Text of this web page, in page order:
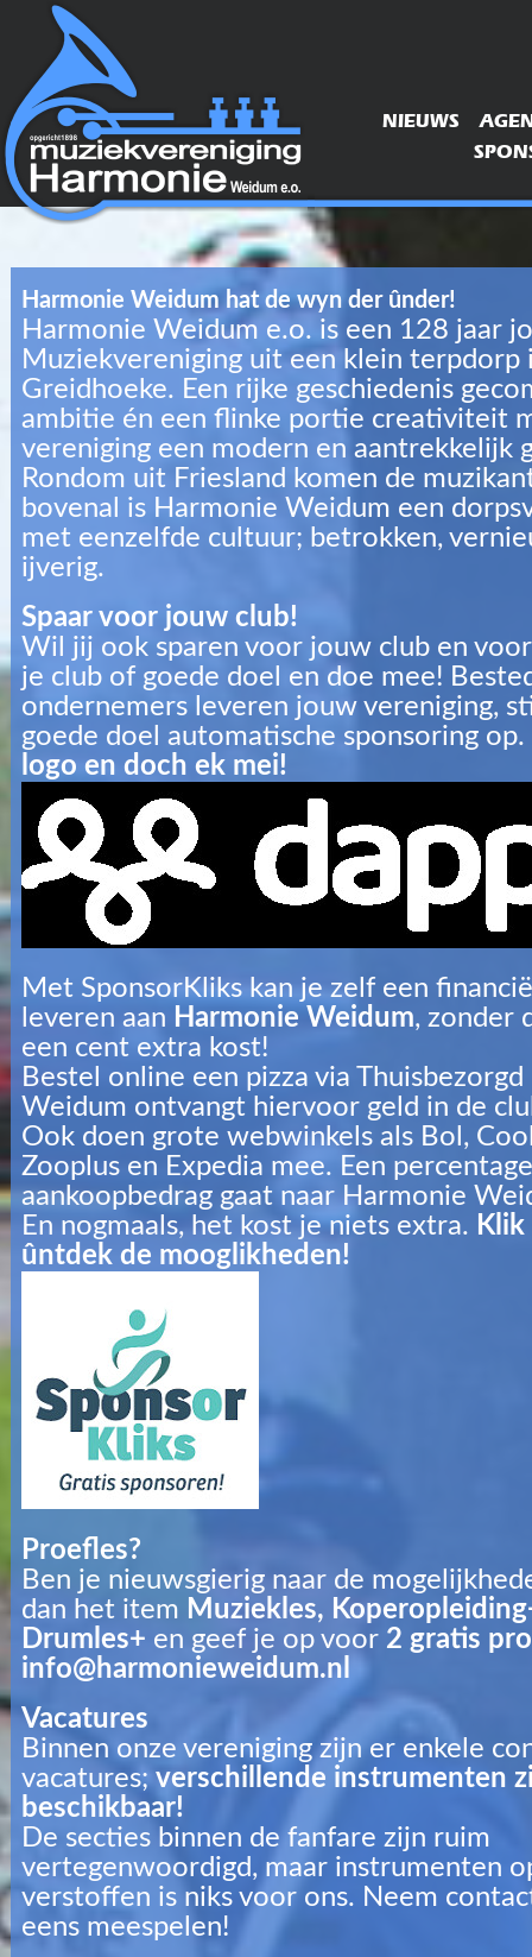
NIEUWS
Harmonie Weidum hat de wyn der ûnder!
Harmonie Weidum e.o. is een 128 jaar
Muziekvereniging uit een klein terpdorp
Greidhoeke. Een rijke geschiedenis
ambitie én een flinke portie creativiteit
vereniging een modern en aantrekkelijk
Rondom uit Friesland komen de
bovenal is Harmonie Weidum een
met eenzelfde cultuur; betrokken,
ijverig.
Spaar voor jouw club!
Wil jij ook sparen voor jouw club en
je club of goede doel en doe mee!
ondernemers leveren jouw vereniging,
goede doel automatische sponsoring op.
logo en doch ek mei!
Met SponsorKliks kan je zelf een
leveren aan Harmonie Weidum, zonder
een cent extra kost!
Bestel online een pizza via
Weidum ontvangt hiervoor geld in de
Ook doen grote webwinkels als Bol,
Zooplus en Expedia mee. Een
aankoopbedrag gaat naar Harmonie
En nogmaals, het kost je niets extra.
ûntdek de mooglikheden!
Proefles?
Ben je nieuwsgierig naar de
dan het item Muziekles,
Drumles+ en geef je op voor 2 gratis
info@harmonieweidum.nl
Vacatures
Binnen onze vereniging zijn er enkele
vacatures; verschillende instrumenten
beschikbaar!
De secties binnen de fanfare zijn ruim
vertegenwoordigd, maar instrumenten
verstoffen is niks voor ons. Neem
eens meespelen!